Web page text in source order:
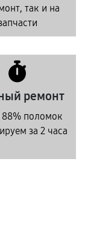
так и на
ремонт
88% поломок
за 2 часа